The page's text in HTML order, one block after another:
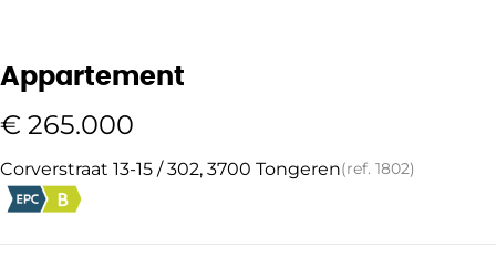
Appartement
€ 265.000
Corverstraat 13-15 / 302, 3700 Tongeren(ref. 1802)